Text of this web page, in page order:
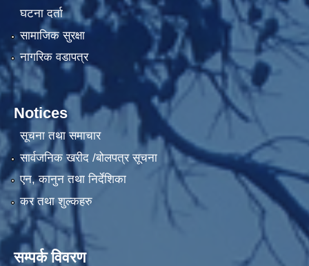
घटना दर्ता
सामाजिक सुरक्षा
नागरिक वडापत्र
Notices
सूचना तथा समाचार
सार्वजनिक खरीद /बोलपत्र सूचना
एन, कानुन तथा निर्देशिका
कर तथा शुल्कहरु
सम्पर्क विवरण